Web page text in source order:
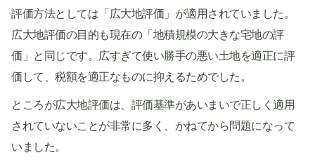
評価方法としては「広大地評価」が適用されていました。
広大地評価の目的も現在の「地積規模の大きな宅地の評
価」と同じです。広すぎて使い勝手の悪い土地を適正に評
価して、税額を適正なものに抑えるためでした。
ところが広大地評価は、評価基準があいまいで正しく適用
されていないことが非常に多く、かねてから問題になって
いました。